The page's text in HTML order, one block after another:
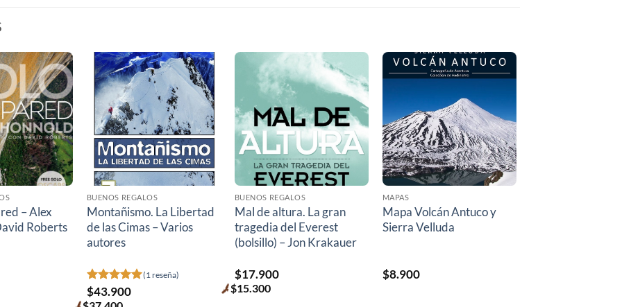
– Alex
Roberts
BUENOS REGALOS
Montañismo. La Libertad
de las Cimas – Varios
autores
Valorado
con5de 5
(1 reseña)
$43.900
BUENOS REGALOS
Mal de altura. La gran
tragedia del Everest
(bolsillo) – Jon Krakauer
$17.900
Premium
$15.300
MAPAS
Mapa Volcán Antuco y
Sierra Velluda
$8.900